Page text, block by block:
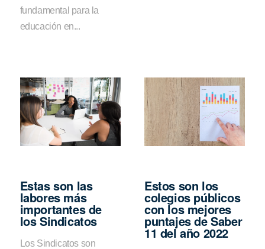
fundamental para la
educación en...
Estas son las
labores más
importantes de
los Sindicatos
Los Sindicatos son
Estos son los
colegios públicos
con los mejores
puntajes de Saber
11 del año 2022